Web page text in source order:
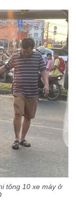
tông 10 xe máy ở